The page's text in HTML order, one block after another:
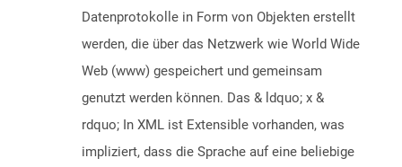
Datenprotokolle in Form von Objekten erstellt
werden, die über das Netzwerk wie World Wide
Web (www) gespeichert und gemeinsam
genutzt werden können. Das & ldquo; x &
rdquo; In XML ist Extensible vorhanden, was
impliziert, dass die Sprache auf eine beliebige